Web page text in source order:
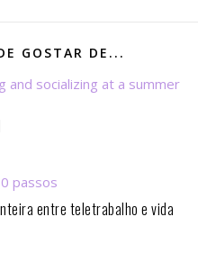
GOSTAR DE...
entre teletrabalho e vida